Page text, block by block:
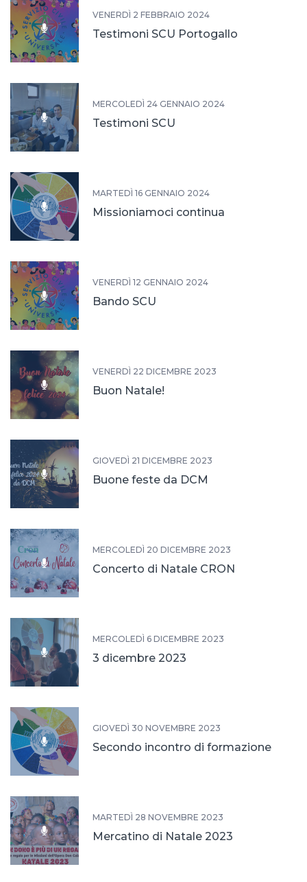
VENERDÌ 2 FEBBRAIO 2024
Testimoni SCU Portogallo
MERCOLEDÌ 24 GENNAIO 2024
Testimoni SCU
MARTEDÌ 16 GENNAIO 2024
Missioniamoci continua
VENERDÌ 12 GENNAIO 2024
Bando SCU
VENERDÌ 22 DICEMBRE 2023
Buon Natale!
GIOVEDÌ 21 DICEMBRE 2023
Buone feste da DCM
MERCOLEDÌ 20 DICEMBRE 2023
Concerto di Natale CRON
MERCOLEDÌ 6 DICEMBRE 2023
3 dicembre 2023
GIOVEDÌ 30 NOVEMBRE 2023
Secondo incontro di formazione
MARTEDÌ 28 NOVEMBRE 2023
Mercatino di Natale 2023